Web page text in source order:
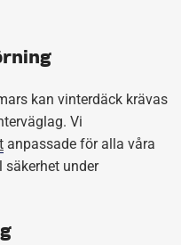
kan vinterdäck krävas
Vi
anpassade för alla våra
säkerhet under